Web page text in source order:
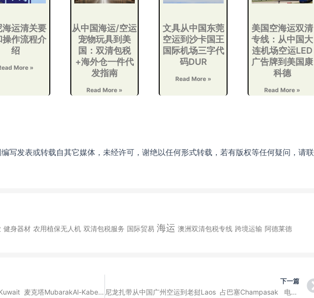
海运清关要
操作流程介
绍
More »
从中国海运/空运
宠物玩具到美
国：双清包税
+海外仓一件代
发指南
Read More »
文具从中国东莞
空运到沙卡国王
国际机场三字代
码DUR
Read More »
美国空海运双清
专线：从中国大
连机场空运LED
广告牌到美国康
科德
Read More »
写发表或转载自其它媒体，未经许可，谢绝以任何形式转载，若有版权等任何疑问，请联
健身器材 农用植保无人机 双清包税服务 国际贸易 海运 澳洲双清包税专线 跨境运输 阿德莱德
雨衣从中国广州空运到科威特Kuwait 麦克塔MubarakAl-Kabeer 电商小包裹国际快递
下一篇
尼龙扎带从中国广州空运到老挝Laos 占巴塞Champasak 电商小包裹国际快递